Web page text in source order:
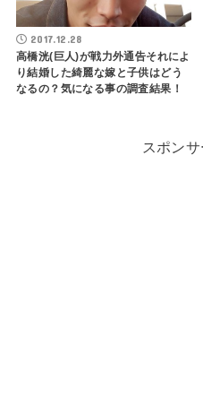
2017.12.28
高橋洸(巨人)が戦力外通告それによ
り結婚した綺麗な嫁と子供はどう
なるの？気になる事の調査結果！
スポン